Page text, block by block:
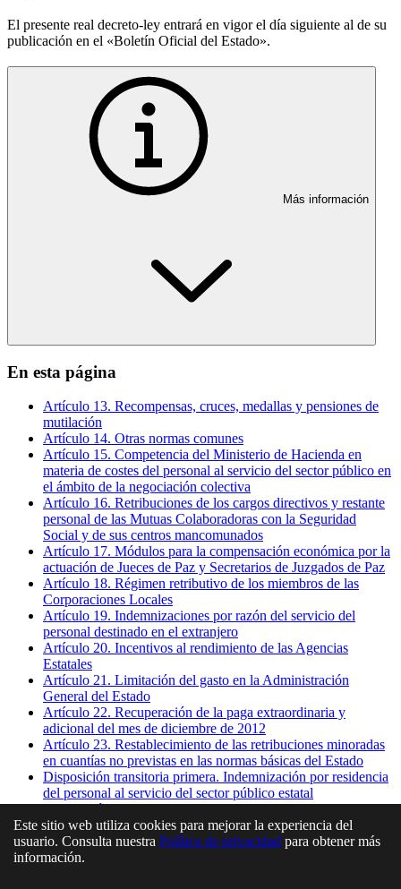
El presente real decreto-ley entrará en vigor el día siguiente al de su
publicación en el «Boletín Oficial del Estado».
Más información
En esta página
Artículo 13. Recompensas, cruces, medallas y pensiones de
mutilación
Artículo 14. Otras normas comunes
Artículo 15. Competencia del Ministerio de Hacienda en
materia de costes del personal al servicio del sector público en
el ámbito de la negociación colectiva
Artículo 16. Retribuciones de los cargos directivos y restante
personal de las Mutuas Colaboradoras con la Seguridad
Social y de sus centros mancomunados
Artículo 17. Módulos para la compensación económica por la
actuación de Jueces de Paz y Secretarios de Juzgados de Paz
Artículo 18. Régimen retributivo de los miembros de las
Corporaciones Locales
Artículo 19. Indemnizaciones por razón del servicio del
personal destinado en el extranjero
Artículo 20. Incentivos al rendimiento de las Agencias
Estatales
Artículo 21. Limitación del gasto en la Administración
General del Estado
Artículo 22. Recuperación de la paga extraordinaria y
adicional del mes de diciembre de 2012
Artículo 23. Restablecimiento de las retribuciones minoradas
en cuantías no previstas en las normas básicas del Estado
Disposición transitoria primera. Indemnización por residencia
del personal al servicio del sector público estatal
Disposición transitoria segunda. Complementos personales y
transitorios
Disposición transitoria tercera. Efectos económicos de las
disposiciones contempladas en esta norma
Este sitio web utiliza cookies para mejorar la experiencia del
usuario. Consulta nuestra Política de privacidad para obtener más
información.